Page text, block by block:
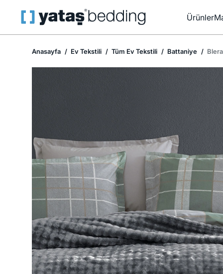
Ürünler
Anasayfa Ev Tekstili Tüm Ev Tekstili Battaniye Blera